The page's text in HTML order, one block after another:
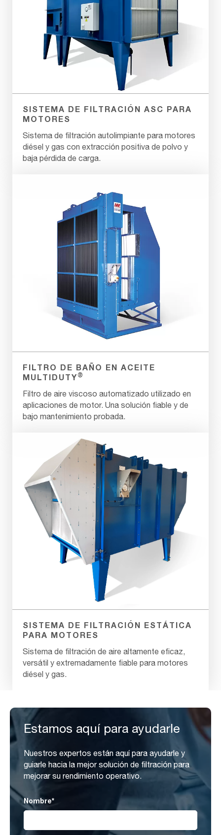
SISTEMA DE FILTRACIÓN ASC PARA
MOTORES
Sistema de filtración autolimpiante para motores
diésel y gas con extracción positiva de polvo y
baja pérdida de carga.
FILTRO DE BAÑO EN ACEITE
MULTIDUTY®
Filtro de aire viscoso automatizado utilizado en
aplicaciones de motor. Una solución fiable y de
bajo mantenimiento probada.
SISTEMA DE FILTRACIÓN ESTÁTICA
PARA MOTORES
Sistema de filtración de aire altamente eficaz,
versátil y extremadamente fiable para motores
diésel y gas.
Estamos aquí para ayudarle
Nuestros expertos están aquí para ayudarle y
guiarle hacia la mejor solución de filtración para
mejorar su rendimiento operativo.
Nombre*